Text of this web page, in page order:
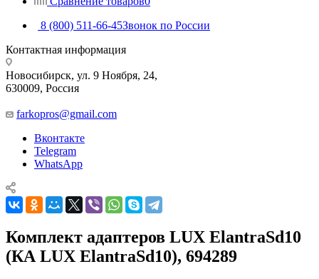
8 (800) 511-66-45Звонок по России
Контактная информация
Новосибирск, ул. 9 Ноября, 24,
630009, Россия
farkopros@gmail.com
Вконтакте
Telegram
WhatsApp
Комплект адаптеров LUX ElantraSd10
(КА LUX ElantraSd10), 694289